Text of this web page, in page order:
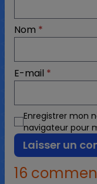
Nom *
E-mail *
Enregistrer mon
navigateur pour
16